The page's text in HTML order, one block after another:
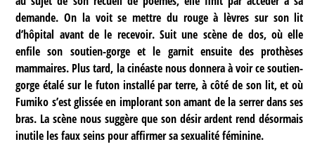
demande. On la voit se mettre du rouge à lèvres sur son lit
d’hôpital avant de le recevoir. Suit une scène de dos, où elle
enfile son soutien-gorge et le garnit ensuite des prothèses
mammaires. Plus tard, la cinéaste nous donnera à voir ce soutien-
gorge étalé sur le futon installé par terre, à côté de son lit, et où
Fumiko s’est glissée en implorant son amant de la serrer dans ses
bras. La scène nous suggère que son désir ardent rend désormais
inutile les faux seins pour affirmer sa sexualité féminine.